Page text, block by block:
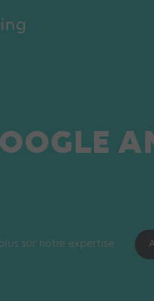
sur notre expertise